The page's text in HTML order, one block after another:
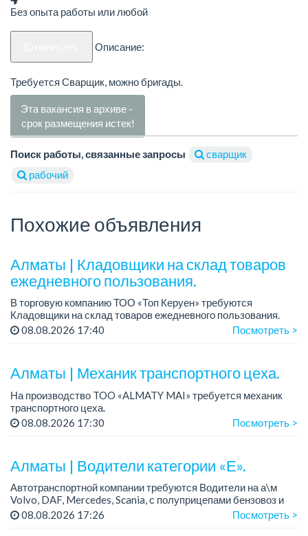
Без опыта работы или любой
Описание:
Требуется Сварщик, можно бригады.
Эта вакансия в архиве -
срок размещения истек!
Поиск работы, связанные запросы
сварщик
рабочий
Похожие объявления
Алматы | Кладовщики на склад товаров
ежедневного пользования.
В торговую компанию ТОО «Топ Керуен» требуются
Кладовщики на склад товаров ежедневного пользования.
Зарплата: 248 600 тенге + премия 80 000 тенге.
08.08.2026 17:40 Посмотреть >
Алматы | Механик транспортного цеха.
На производство TOO «ALMATY MAI» требуется механик
транспортного цеха.
Зарплата: до 380 000 тенге на руки.
08.08.2026 17:30 Посмотреть >
Алматы | Водители категории «Е».
Автотранспортной компании требуются Водители на а\м
Volvo, DAF, Mercedes, Scania, с полуприцепами бензовоз и
битумовоз.
08.08.2026 17:26 Посмотреть >